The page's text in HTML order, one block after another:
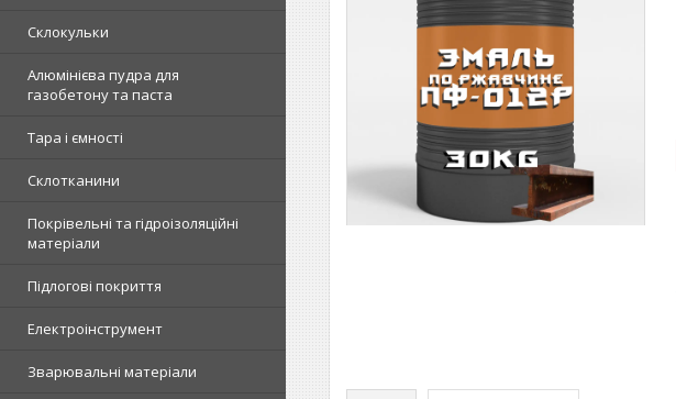
Склокульки
Алюмінієва пудра для
газобетону та паста
Тара і ємності
Склотканини
Покрівельні та гідроізоляційні
матеріали
Підлогові покриття
Електроінструмент
Зварювальні матеріали